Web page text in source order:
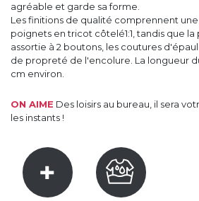
agréable et garde sa forme.
Les finitions de qualité comprennent
poignets en tricot côtelé1:1, tandis que
assortie à 2 boutons, les coutures
de propreté de l'encolure. La longueur
cm environ.
ON AIME Des loisirs au bureau, il sera
les instants !